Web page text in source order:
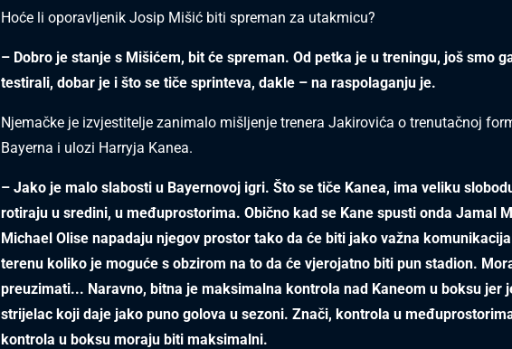
Hoće li oporavljenik Josip Mišić biti spreman za utakmicu?
– Dobro je stanje s Mišićem, bit će spreman. Od petka je u treningu, još smo
testirali, dobar je i što se tiče sprinteva, dakle – na raspolaganju je.
Njemačke je izvjestitelje zanimalo mišljenje trenera Jakirovića o trenutačnoj
Bayerna i ulozi Harryja Kanea.
– Jako je malo slabosti u Bayernovoj igri. Što se tiče Kanea, ima veliku
rotiraju u sredini, u međuprostorima. Obično kad se Kane spusti onda Jamal
Michael Olise napadaju njegov prostor tako da će biti jako važna
terenu koliko je moguće s obzirom na to da će vjerojatno biti pun stadion.
preuzimati... Naravno, bitna je maksimalna kontrola nad Kaneom u boksu jer
strijelac koji daje jako puno golova u sezoni. Znači, kontrola u
kontrola u boksu moraju biti maksimalni.